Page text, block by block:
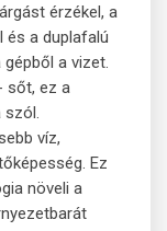
érzékel, a
és a duplafalú
a vizet.
sőt, ez a
szól.
víz,
Ez
növeli a